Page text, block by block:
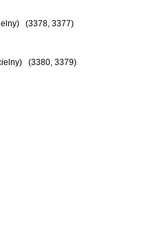
(3378, 3377)
(3380, 3379)